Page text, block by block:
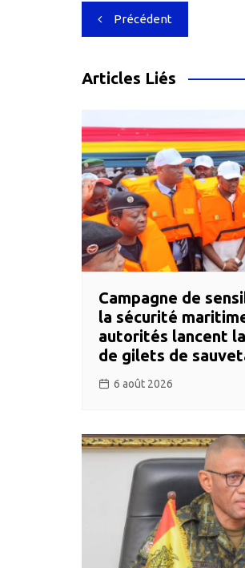
Navigation
de
l’article
Précédent
Articles Liés
Campagne de
la sécurité
autorités lancent
de gilets de
6 août 2026